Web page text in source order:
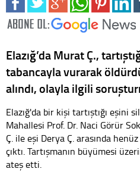
Elazığ’da Murat Ç.,
tabancayla vurarak
alındı, olayla ilgili
Elazığ'da bir kişi tartıştığı eşini
Mahallesi Prof. Dr. Naci Görür
Ç. ile eşi Derya Ç. arasında
çıktı. Tartışmanın büyümesi
ateş etti.